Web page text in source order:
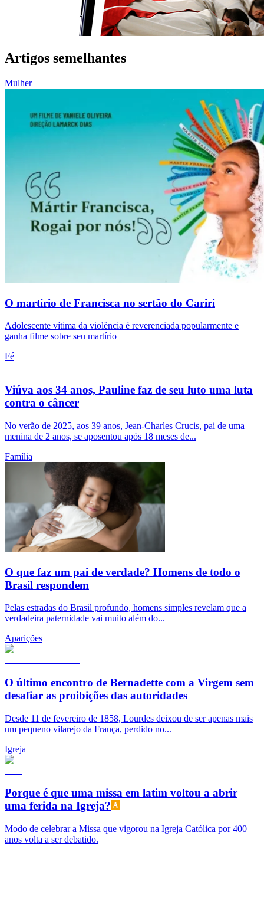
Artigos semelhantes
Mulher
O martírio de Francisca no sertão do Cariri
Adolescente vítima da violência é reverenciada popularmente e
ganha filme sobre seu martírio
Fé
Viúva aos 34 anos, Pauline faz de seu luto uma luta
contra o câncer
No verão de 2025, aos 39 anos, Jean-Charles Crucis, pai de uma
menina de 2 anos, se aposentou após 18 meses de...
Família
O que faz um pai de verdade? Homens de todo o
Brasil respondem
Pelas estradas do Brasil profundo, homens simples revelam que a
verdadeira paternidade vai muito além do...
Aparições
O último encontro de Bernadette com a Virgem sem
desafiar as proibições das autoridades
Desde 11 de fevereiro de 1858, Lourdes deixou de ser apenas mais
um pequeno vilarejo da França, perdido no...
Igreja
Porque é que uma missa em latim voltou a abrir
uma ferida na Igreja?
Modo de celebrar a Missa que vigorou na Igreja Católica por 400
anos volta a ser debatido.